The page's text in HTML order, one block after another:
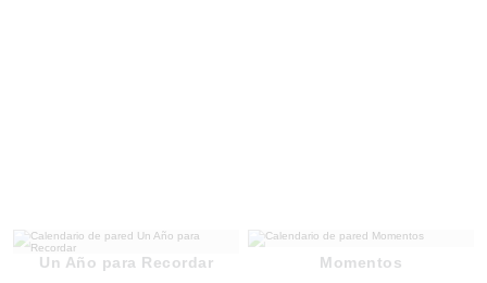
Un Año para Recordar Momentos